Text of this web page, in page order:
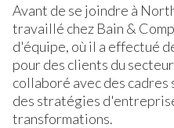
Avant de se joindre à
travaillé chez Bain &
d'équipe, où il a effectué
pour des clients du
collaboré avec des
des stratégies
transformations.